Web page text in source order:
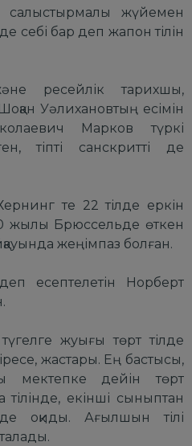
салыстырмалы жүйемен
себі бар деп жапон тілін
және ресейлік тарихшы,
Уәлихановтың есімін
Марков түркі
тіпті санскритті де
те 22 тілде еркін
жылы Брюссельде өткен
жеңімпаз болған.
есептелетін Норберт
жуығы төрт тілде
жастары. Ең бастысы,
мектепке дейін төрт
тілінде, екінші сыныптан
оқиды. Ағылшын тілі